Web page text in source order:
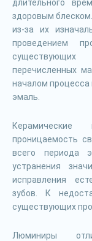
длительного
здоровым
из-за их
проведением
перечисленных
началом процесса
эмаль.
Керамические
проницаемость
всего периода
устранения
исправления
зубов. К
существующих
Люминиры